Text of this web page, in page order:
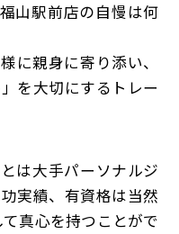
山駅前店の自慢は何
に親身に寄り添い、
を大切にするトレー
は大手パーソナルジ
実績、有資格は当然
真心を持つことがで